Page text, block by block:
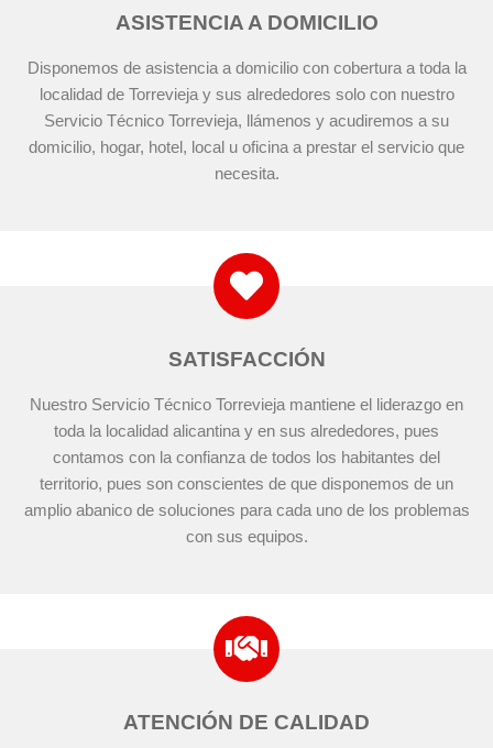
ASISTENCIA A DOMICILIO
Disponemos de asistencia a domicilio con cobertura a toda la
localidad de Torrevieja y sus alrededores solo con nuestro
Servicio Técnico Torrevieja, llámenos y acudiremos a su
domicilio, hogar, hotel, local u oficina a prestar el servicio que
necesita.
SATISFACCIÓN
Nuestro Servicio Técnico Torrevieja mantiene el liderazgo en
toda la localidad alicantina y en sus alrededores, pues
contamos con la confianza de todos los habitantes del
territorio, pues son conscientes de que disponemos de un
amplio abanico de soluciones para cada uno de los problemas
con sus equipos.
ATENCIÓN DE CALIDAD